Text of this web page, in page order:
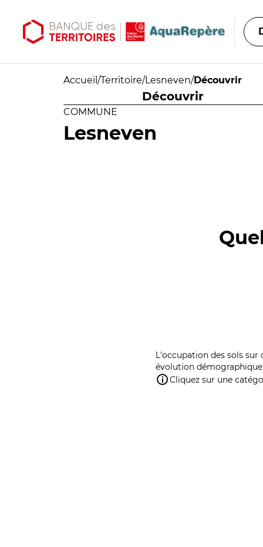
Accueil /Territoire/Lesneven/Découvrir
Découvrir
COMMUNE
Lesneven
L'occupation des sols
évolution
Cliquez sur une